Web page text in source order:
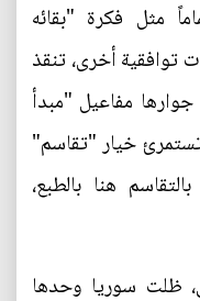
مثل فكرة "بقائه
توافقية أخرى، تنقذ
مفاعيل "مبدأ
خيار "تقاسم"
هنا بالطبع،
ظلت سوريا وحدها